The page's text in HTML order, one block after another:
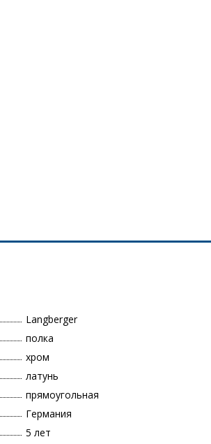
Langberger
полка
хром
латунь
прямоугольная
Германия
5 лет